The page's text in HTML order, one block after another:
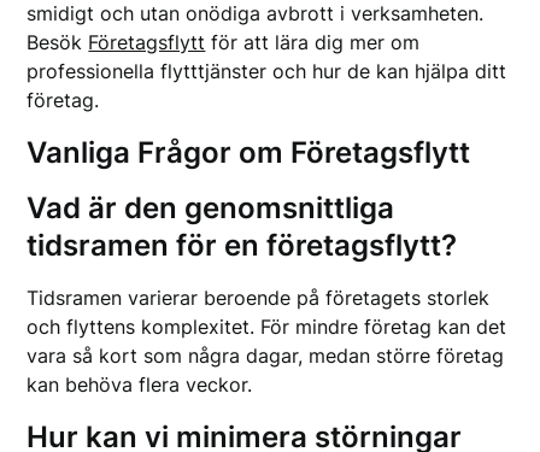
smidigt och utan onödiga avbrott i verksamheten.
Besök Företagsflytt för att lära dig mer om
professionella flytttjänster och hur de kan hjälpa ditt
företag.
Vanliga Frågor om Företagsflytt
Vad är den genomsnittliga
tidsramen för en företagsflytt?
Tidsramen varierar beroende på företagets storlek
och flyttens komplexitet. För mindre företag kan det
vara så kort som några dagar, medan större företag
kan behöva flera veckor.
Hur kan vi minimera störningar